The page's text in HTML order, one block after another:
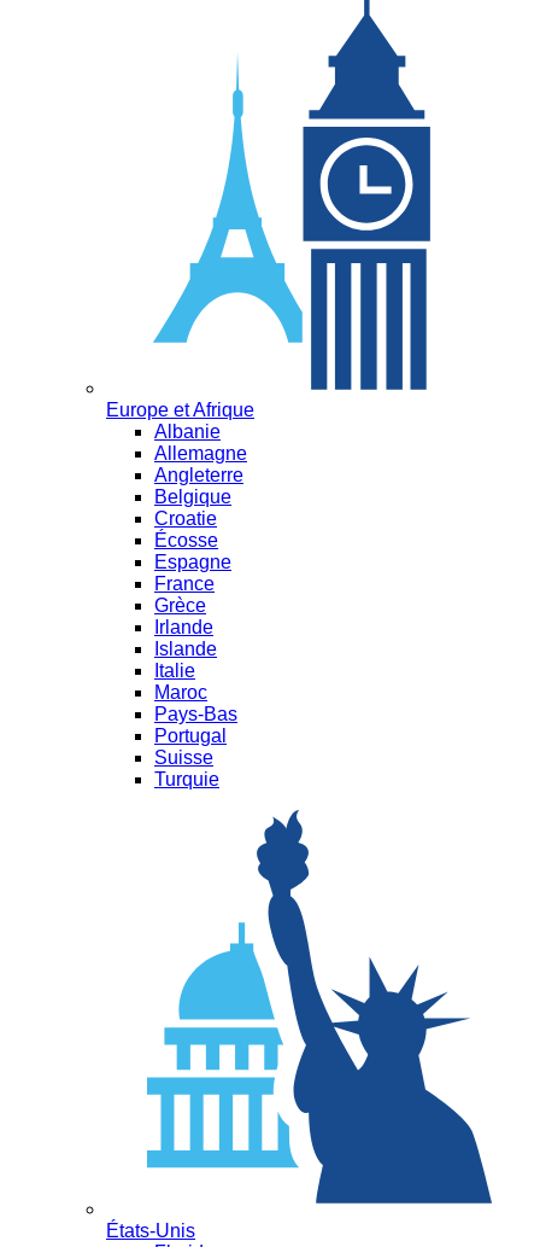
Europe et Afrique
Albanie
Allemagne
Angleterre
Belgique
Croatie
Écosse
Espagne
France
Grèce
Irlande
Islande
Italie
Maroc
Pays-Bas
Portugal
Suisse
Turquie
États-Unis